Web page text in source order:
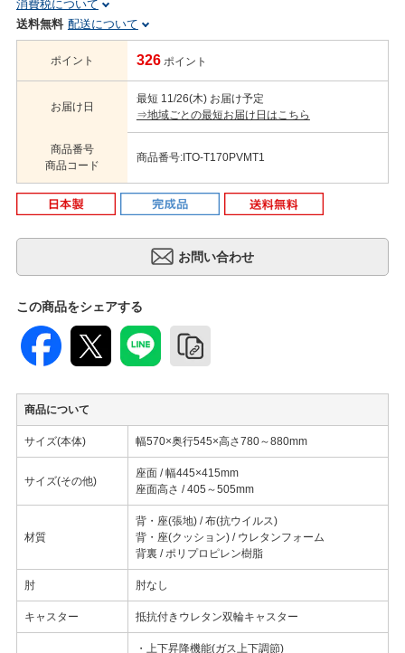
消費税について
送料無料 配送について
ポイント 326 ポイント
お届け日
最短 11/26(木) お届け予定
⇒地域ごとの最短お届け日はこちら
商品番号
商品コード
商品番号:ITO-T170PVMT1
この商品をシェアする
商品について
サイズ(本体) 幅570×奥行545×高さ780～880mm
サイズ(その他)
座面 / 幅445×415mm
座面高さ / 405～505mm
材質
背・座(張地) / 布(抗ウイルス)
背・座(クッション) / ウレタンフォーム
背裏 / ポリプロピレン樹脂
肘 肘なし
キャスター 抵抗付きウレタン双輪キャスター
・上下昇降機能(ガス上下調節)